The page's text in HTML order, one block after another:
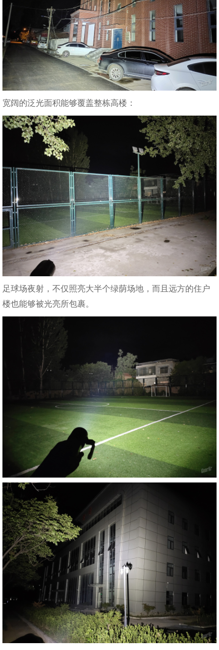
宽阔的泛光面积能够覆盖整栋高楼：
足球场夜射，不仅照亮大半个绿荫场地，而且远方的住户
楼也能够被光亮所包裹。